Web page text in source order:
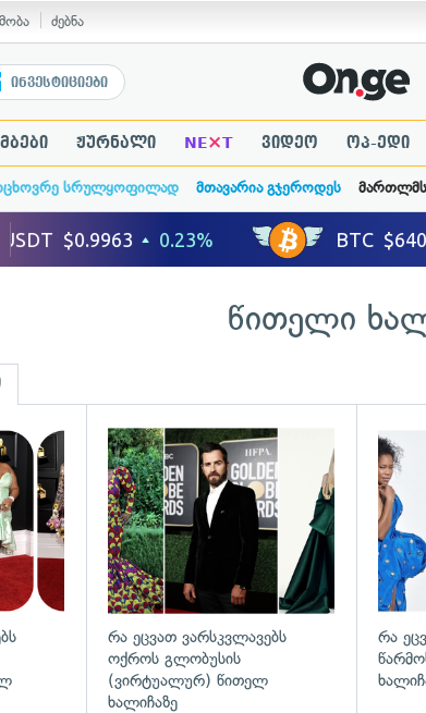
ძებნა
ინვესტიციები
ჟურნალი NE×T ვიდეო ოპ-ედი
სრულყოფილად მთავარია გჯეროდეს
წითელი
რა ეცვათ ვარსკვლავებს
ოქროს გლობუსის
(ვირტუალურ) წითელ
ხალიჩაზე
რა